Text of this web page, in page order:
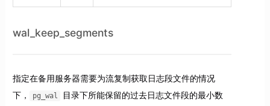
wal_keep_segments
指定在备用服务器需要为流复制获取日志段文件的情况
下，
pg_wal
目录下所能保留的过去日志文件段的最小数